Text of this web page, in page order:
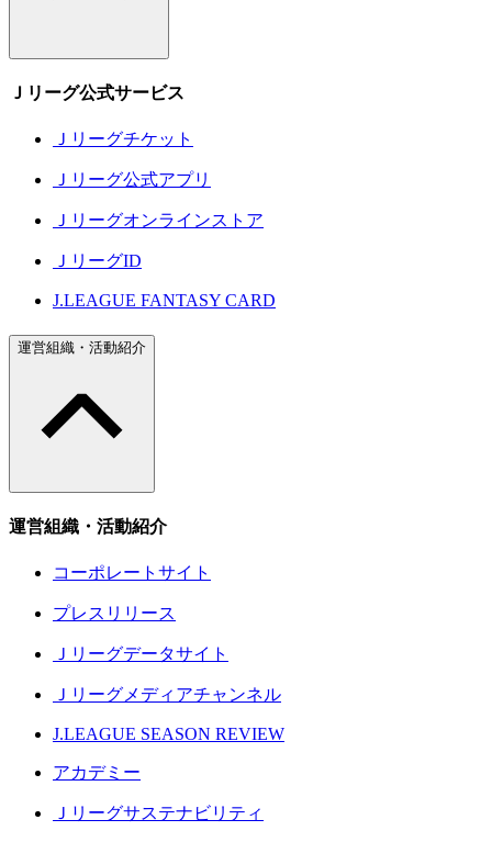
Ｊリーグ公式サービス
Ｊリーグチケット
Ｊリーグ公式アプリ
Ｊリーグオンラインストア
ＪリーグID
J.LEAGUE FANTASY CARD
運営組織・活動紹介
運営組織・活動紹介
コーポレートサイト
プレスリリース
Ｊリーグデータサイト
Ｊリーグメディアチャンネル
J.LEAGUE SEASON REVIEW
アカデミー
Ｊリーグサステナビリティ